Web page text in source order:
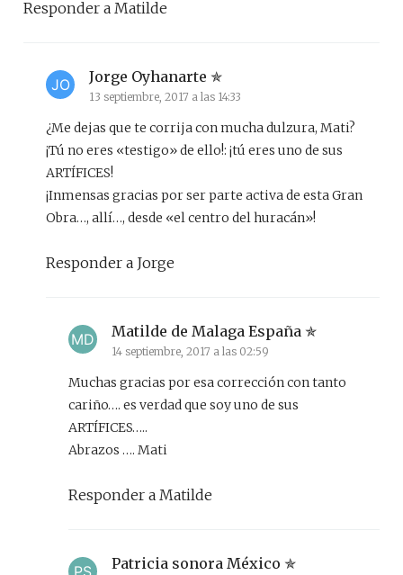
Responder a Matilde
Jorge Oyhanarte
13 septiembre, 2017 a las 14:33
¿Me dejas que te corrija con mucha dulzura, Mati?
¡Tú no eres «testigo» de ello!: ¡tú eres uno de sus
ARTÍFICES!
¡Inmensas gracias por ser parte activa de esta Gran
Obra…, allí…, desde «el centro del huracán»!
Responder a Jorge
Matilde de Malaga España
14 septiembre, 2017 a las 02:59
Muchas gracias por esa corrección con tanto
cariño…. es verdad que soy uno de sus
ARTÍFICES…..
Abrazos …. Mati
Responder a Matilde
Patricia sonora México